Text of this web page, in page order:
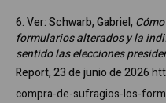
6. Ver: Schwarb, Gabriel,
formularios alterados y la
sentido las elecciones
Report, 23 de junio de 2026
compra-de-sufragios-los-